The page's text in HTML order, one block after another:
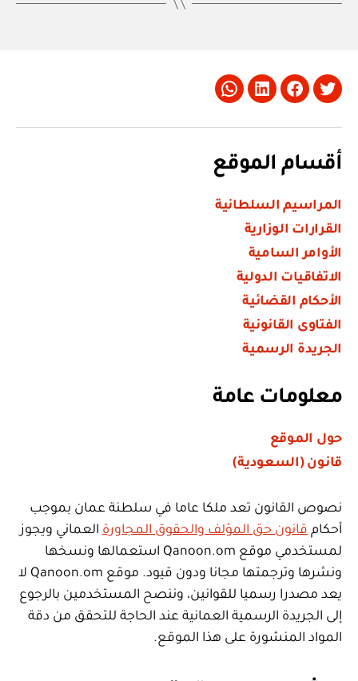
Twitter
Facebook
LinkedIn
Whatsapp
أقسام الموقع
المراسيم السلطانية
القرارات الوزارية
الأوامر السامية
الاتفاقيات الدولية
الأحكام القضائية
الفتاوى القانونية
الجريدة الرسمية
معلومات عامة
حول الموقع
قانون (السعودية)
نصوص القانون تعد ملكا عاما في سلطنة عمان بموجب
أحكام قانون حق المؤلف والحقوق المجاورة العماني ويجوز
لمستخدمي موقع Qanoon.om استعمالها ونسخها
ونشرها وترجمتها مجانا ودون قيود. موقع Qanoon.om لا
يعد مصدرا رسميا للقوانين، وننصح المستخدمين بالرجوع
إلى الجريدة الرسمية العمانية عند الحاجة للتحقق من دقة
المواد المنشورة على هذا الموقع.